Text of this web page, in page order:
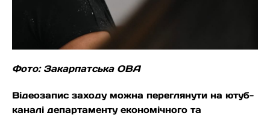
Фото: Закарпатська ОВА
Відеозапис заходу можна переглянути на ютуб-
каналі департаменту економічного та